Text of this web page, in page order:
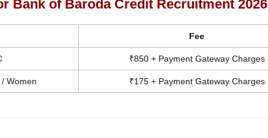
Bank of Baroda Credit Recruitment 2026
Fee
₹850 + Payment Gateway Charges
Women ₹175 + Payment Gateway Charges